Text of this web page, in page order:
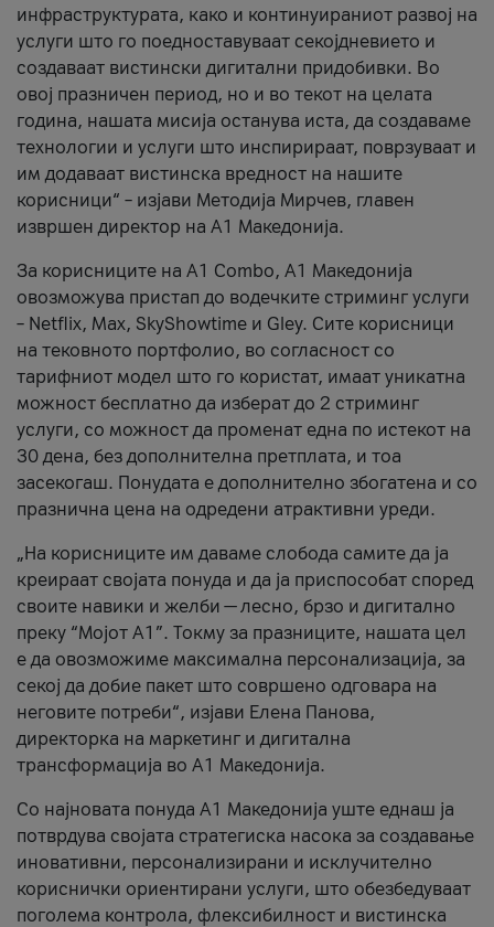
инфраструктурата, како и континуираниот развој на
услуги што го поедноставуваат секојдневието и
создаваат вистински дигитални придобивки. Во
овој празничен период, но и во текот на целата
година, нашата мисија останува иста, да создаваме
технологии и услуги што инспирираат, поврзуваат и
им додаваат вистинска вредност на нашите
корисници“ – изјави Методија Мирчев, главен
извршен директор на А1 Македонија.
За корисниците на A1 Combo, А1 Македонија
овозможува пристап до водечките стриминг услуги
– Netflix, Max, SkyShowtime и Gley. Сите корисници
на тековното портфолио, во согласност со
тарифниот модел што го користат, имаат уникатна
можност бесплатно да изберат до 2 стриминг
услуги, со можност да променат една по истекот на
30 дена, без дополнителна претплата, и тоа
засекогаш. Понудата е дополнително збогатена и со
празнична цена на одредени атрактивни уреди.
„На корисниците им даваме слобода самите да ја
креираат својата понуда и да ја приспособат според
своите навики и желби — лесно, брзо и дигитално
преку “Мојот А1”. Токму за празниците, нашата цел
е да овозможиме максимална персонализација, за
секој да добие пакет што совршено одговара на
неговите потреби“, изјави Елена Панова,
директорка на маркетинг и дигитална
трансформација во А1 Македонија.
Со најновата понуда А1 Македонија уште еднаш ја
потврдува својата стратегиска насока за создавање
иновативни, персонализирани и исклучително
кориснички ориентирани услуги, што обезбедуваат
поголема контрола, флексибилност и вистинска